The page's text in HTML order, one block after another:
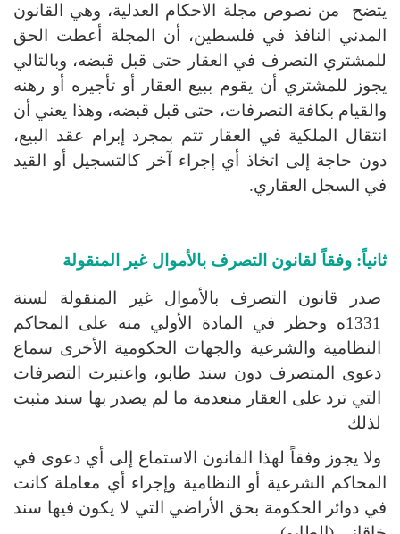
يتضح من نصوص مجلة الاحكام العدلية، وهي القانون
المدني النافذ في فلسطين، أن المجلة أعطت الحق
للمشتري التصرف في العقار حتى قبل قبضه، وبالتالي
يجوز للمشتري أن يقوم ببيع العقار أو تأجيره أو رهنه
والقيام بكافة التصرفات، حتى قبل قبضه، وهذا يعني أن
انتقال الملكية في العقار تتم بمجرد إبرام عقد البيع،
دون حاجة إلى اتخاذ أي إجراء آخر كالتسجيل أو القيد
في السجل العقاري.
ثانياً: وفقاً لقانون التصرف بالأموال غير المنقولة
صدر قانون التصرف بالأموال غير المنقولة لسنة
1331ه وحظر في المادة الأولي منه على المحاكم
النظامية والشرعية والجهات الحكومية الأخرى سماع
دعوى المتصرف دون سند طابو، واعتبرت التصرفات
التي ترد على العقار منعدمة ما لم يصدر بها سند مثبت
لذلك
ولا يجوز وفقاً لهذا القانون الاستماع إلى أي دعوى في
المحاكم الشرعية أو النظامية وإجراء أي معاملة كانت
في دوائر الحكومة بحق الأراضي التي لا يكون فيها سند